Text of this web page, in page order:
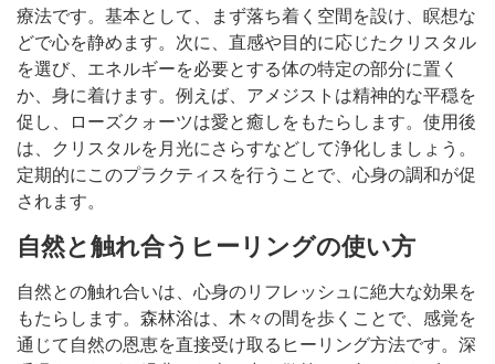
療法です。基本として、まず落ち着く空間を設け、瞑想な
どで心を静めます。次に、直感や目的に応じたクリスタル
を選び、エネルギーを必要とする体の特定の部分に置く
か、身に着けます。例えば、アメジストは精神的な平穏を
促し、ローズクォーツは愛と癒しをもたらします。使用後
は、クリスタルを月光にさらすなどして浄化しましょう。
定期的にこのプラクティスを行うことで、心身の調和が促
されます。
自然と触れ合うヒーリングの使い方
自然との触れ合いは、心身のリフレッシュに絶大な効果を
もたらします。森林浴は、木々の間を歩くことで、感覚を
通じて自然の恩恵を直接受け取るヒーリング方法です。深